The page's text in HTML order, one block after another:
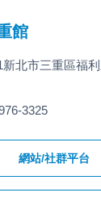
館
新北市三重區福
3325
網站/社群平台